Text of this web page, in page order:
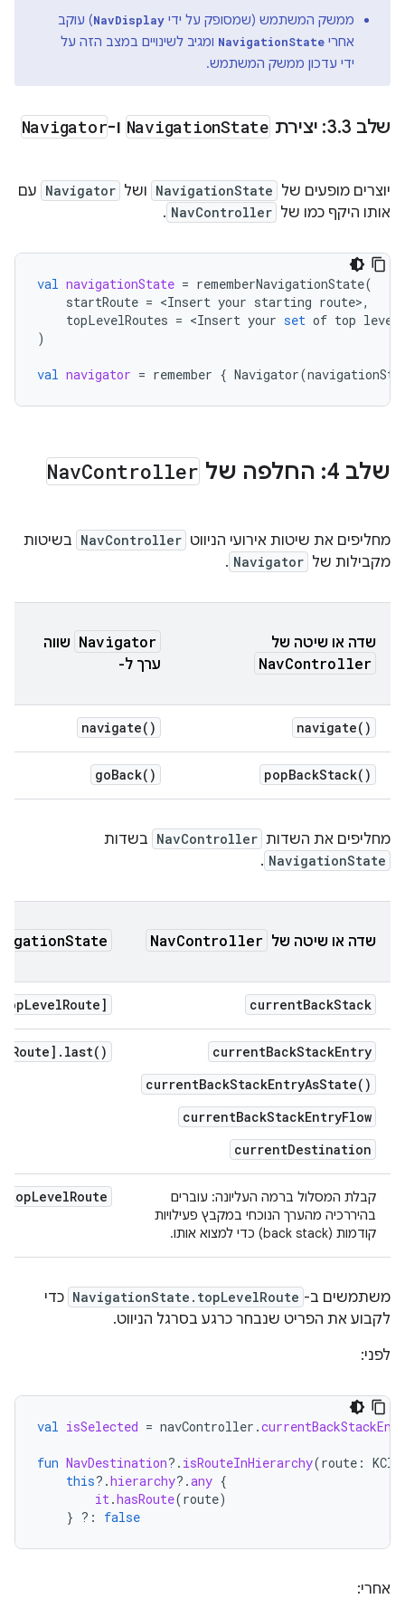
ממשק המשתמש (שמסופק על ידי NavDisplay) עוקב
אחרי NavigationState ומגיב לשינויים במצב הזה על
ידי עדכון ממשק המשתמש.
שלב 3 .3: יצירת NavigationState ו-Navigator
יוצרים מופעים של NavigationState ושל Navigator עם
אותו היקף כמו של NavController
.
val navigationState = rememberNavigationState(
startRoute = <Insert your starting route>,
topLevelRoutes = <Insert your set of top level
)
val navigator = remember { Navigator(
שלב 4: החלפה של NavController
מחליפים את שיטות אירועי הניווט NavController בשיטות
מקבילות של Navigator
.
שדה או שיטה של
NavController
Navigator שווה
ערך ל-
navigate()
navigate()
popBackStack()
goBack()
מחליפים את השדות NavController בשדות
NavigationState
.
שדה או שיטה של NavController
currentBackStack
currentBackStackEntry
currentBackStackEntryAsState()
currentBackStackEntryFlow
currentDestination
קבלת המסלול ברמה העליונה: עוברים
בהיררכיה מהערך הנוכחי במקבץ פעילויות
קודמות (back stack) כדי למצוא אותו.
topLevelRoute
משתמשים ב- NavigationState.topLevelRoute כדי
לקבוע את הפריט שנבחר כרגע בסרגל הניווט.
לפני:
val isSelected = navController .
fun NavDestination?. isRouteInHierarchy(route :
this?.hierarchy?.any {
it.hasRoute(route)
} ?: false
אחרי: